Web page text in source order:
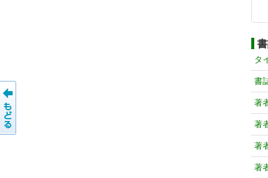
タ
書
著
著
著
著